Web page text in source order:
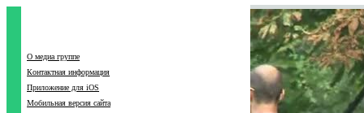
О медиа группе
Контактная информация
Приложение для iOS
Мобильная версия сайта